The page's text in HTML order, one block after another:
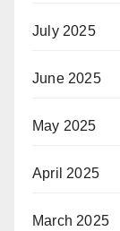
July 2025
June 2025
May 2025
April 2025
March 2025